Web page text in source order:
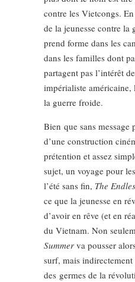
contre les Vietcongs.
de la jeunesse contre la
prend forme dans les
dans les familles dont
partagent pas l’intérêt
impérialiste américaine,
la guerre froide.
Bien que sans
d’une construction
prétention et assez
sujet, un voyage pour
l’été sans fin, The
ce que la jeunesse en
d’avoir en rêve (et en
du Vietnam. Non
Summer va pousser
surf, mais
des germes de la